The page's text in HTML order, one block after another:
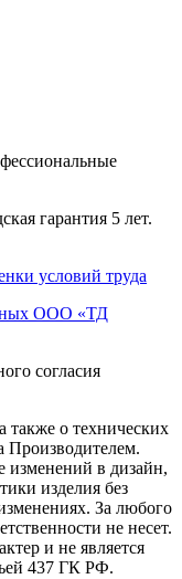
гарантия 5 лет.
условий труда
ООО «ТД
согласия
также о технических
Производителем.
изменений в дизайн,
изделия без
За любого
не несет.
и не является
437 ГК РФ.